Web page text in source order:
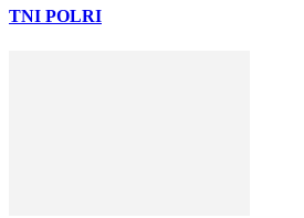
TNI POLRI